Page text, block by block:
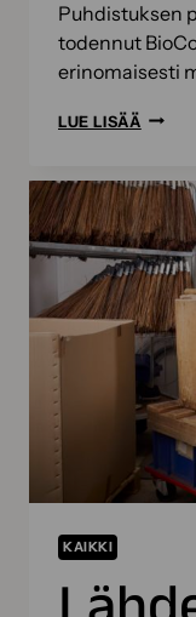
Puhdistuksen
todennut
erinomaisesti
LUE LISÄÄ
KAIKKI